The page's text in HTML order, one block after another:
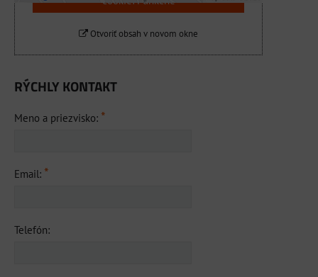
Otvoriť obsah v novom okne
RÝCHLY KONTAKT
Meno a priezvisko: *
Email: *
Telefón: